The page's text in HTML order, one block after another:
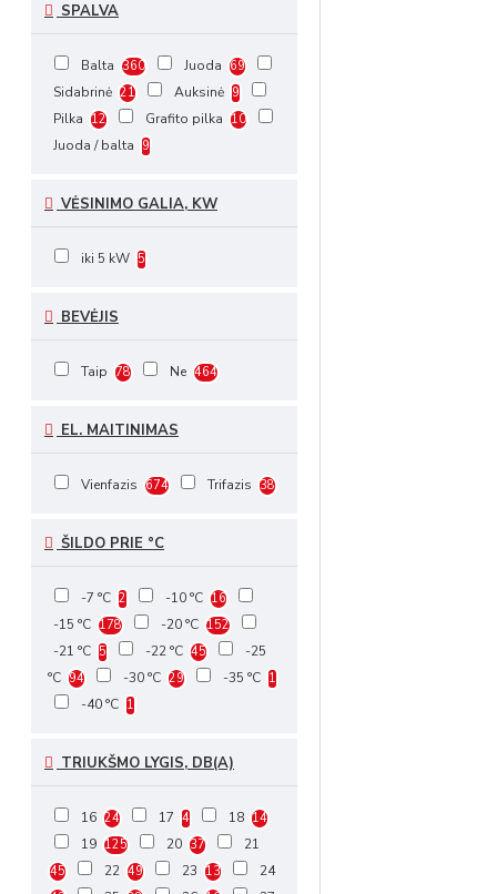
SPALVA
Balta 360 Juoda 69
Sidabrinė 21 Auksinė 9
Pilka 12 Grafito pilka 10
Juoda / balta 9
VĖSINIMO GALIA, KW
iki 5 kW 5
BEVĖJIS
Taip 78 Ne 464
EL. MAITINIMAS
Vienfazis 674 Trifazis 38
ŠILDO PRIE °C
-7 °C 2 -10 °C 16
-15 °C 178 -20 °C 152
-21 °C 5 -22 °C 45
-25
°C 94 -30 °C 29 -35 °C 1
-40 °C 1
TRIUKŠMO LYGIS, DB(A)
16 24 17 4 18 14
19 125 20 37 21
45 22 49 23 13 24